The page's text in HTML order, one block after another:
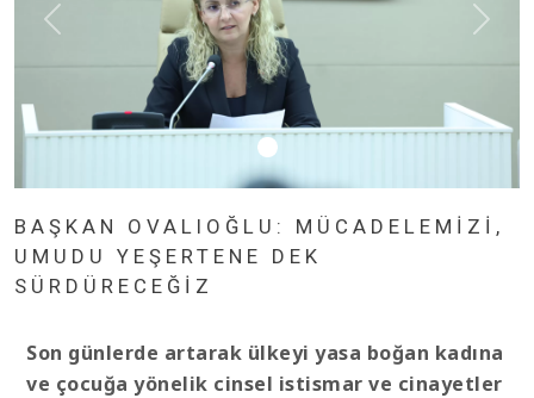
BAŞKAN OVALIOĞLU: MÜCADELEMİZİ,
UMUDU YEŞERTENE DEK
SÜRDÜRECEĞİZ
Son günlerde artarak ülkeyi yasa boğan kadına
ve çocuğa yönelik cinsel istismar ve cinayetler